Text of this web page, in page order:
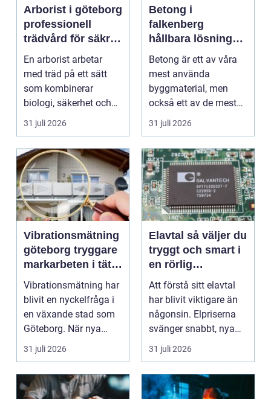
Arborist i göteborg
professionell
trädvård för säkra
och friska träd
En arborist arbetar
med träd på ett sätt
som kombinerar
biologi, säkerhet och
hantverk. I en stad so...
31 juli 2026
Betong i
falkenberg
hållbara lösningar
för grund, golv
och utemiljö
Betong är ett av våra
mest använda
byggmaterial, men
också ett av de mest
missförstådda. Många
tänke...
31 juli 2026
Vibrationsmätning
göteborg tryggare
markarbeten i tät
stadsmiljö
Vibrationsmätning har
blivit en nyckelfråga i
en växande stad som
Göteborg. När nya
bostäder, broar,...
31 juli 2026
Elavtal så väljer du
tryggt och smart i
en rörlig
elmarknad
Att förstå sitt elavtal
har blivit viktigare än
någonsin. Elpriserna
svänger snabbt, nya
typer av av...
31 juli 2026